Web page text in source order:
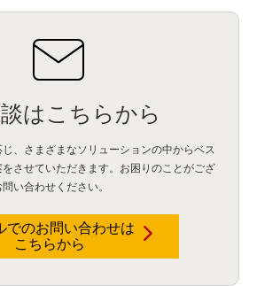
はこちらから
、さまざまなソリューションの中からベス
をさせていただきます。お困りのことがござ
い合わせください。
でのお問い合わせは
こちらから